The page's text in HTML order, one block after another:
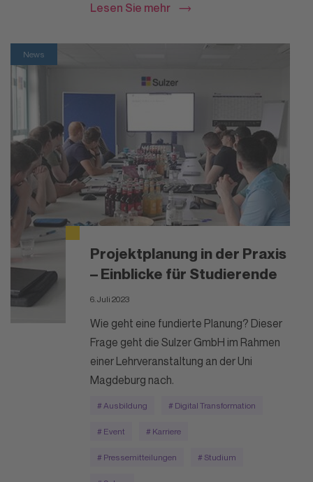
Lesen Sie mehr
News
Projektplanung in der Praxis
– Einblicke für Studierende
6. Juli 2023
Wie geht eine fundierte Planung? Dieser
Frage geht die Sulzer GmbH im Rahmen
einer Lehrveranstaltung an der Uni
Magdeburg nach.
# Ausbildung # Digital Transformation
# Event # Karriere
# Pressemitteilungen # Studium